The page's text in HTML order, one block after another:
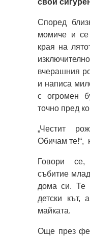
Според
момиче и
края на
вчерашния
и написа
с огромен
точно пред
„Честит
Обичам те!“,
Говори
събитие
дома си. Те
детски кът,
майката.
Още през